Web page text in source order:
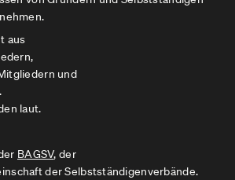
aus
und
laut.
BAGSV, der
der Selbstständigenverbände.